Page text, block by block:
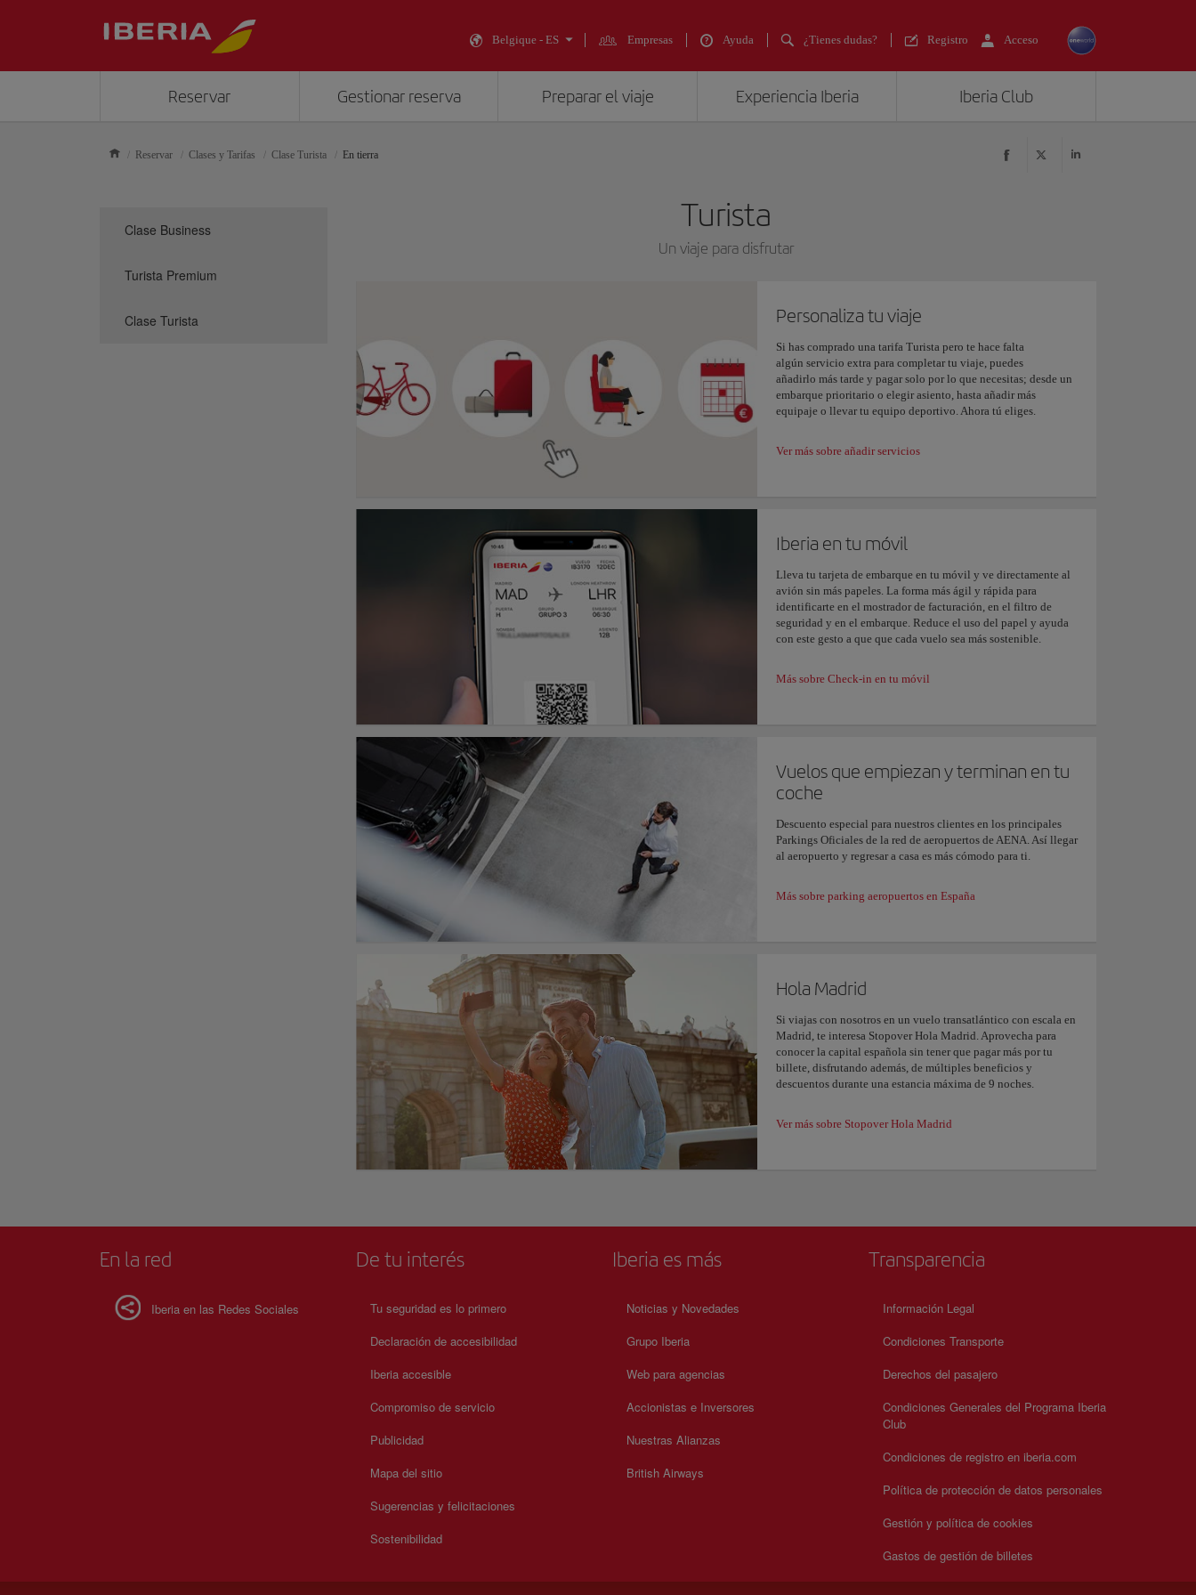
Belgique - ES Empresas Ayuda ¿Tienes dudas? Registro Acceso
Reservar Gestionar reserva Preparar el viaje Experiencia Iberia Iberia Club
Reservar Clases y Tarifas Clase Turista En tierra
Turista
Un viaje para disfrutar
Personaliza tu viaje
Si has comprado una tarifa Turista pero te hace falta
algún servicio extra para completar tu viaje, puedes
añadirlo más tarde y pagar solo por lo que necesitas; desde un
embarque prioritario o elegir asiento, hasta añadir más
equipaje o llevar tu equipo deportivo. Ahora tú eliges.
Ver más sobre añadir servicios
Iberia en tu móvil
Lleva tu tarjeta de embarque en tu móvil y ve directamente al
avión sin más papeles. La forma más ágil y rápida para
identificarte en el mostrador de facturación, en el filtro de
seguridad y en el embarque. Reduce el uso del papel y ayuda
con este gesto a que que cada vuelo sea más sostenible.
Más sobre Check-in en tu móvil
Vuelos que empiezan y terminan en tu
coche
Descuento especial para nuestros clientes en los principales
Parkings Oficiales de la red de aeropuertos de AENA. Así llegar
al aeropuerto y regresar a casa es más cómodo para ti.
Más sobre parking aeropuertos en España
Hola Madrid
Si viajas con nosotros en un vuelo transatlántico con escala en
Madrid, te interesa Stopover Hola Madrid. Aprovecha para
conocer la capital española sin tener que pagar más por tu
billete, disfrutando además, de múltiples beneficios y
descuentos durante una estancia máxima de 9 noches.
Ver más sobre Stopover Hola Madrid
Clase Business
Turista Premium
Clase Turista
En la red
Iberia en las Redes Sociales
De tu interés
Tu seguridad es lo primero
Declaración de accesibilidad
Iberia accesible
Compromiso de servicio
Publicidad
Mapa del sitio
Sugerencias y felicitaciones
Sostenibilidad
Iberia es más
Noticias y Novedades
Grupo Iberia
Web para agencias
Accionistas e Inversores
Nuestras Alianzas
British Airways
Transparencia
Información Legal
Condiciones Transporte
Derechos del pasajero
Condiciones Generales del Programa Iberia
Club
Condiciones de registro en iberia.com
Política de protección de datos personales
Gestión y política de cookies
Gastos de gestión de billetes